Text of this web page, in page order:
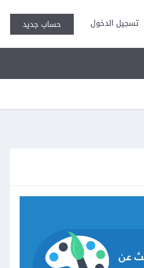
تسجيل الدخول حساب جديد